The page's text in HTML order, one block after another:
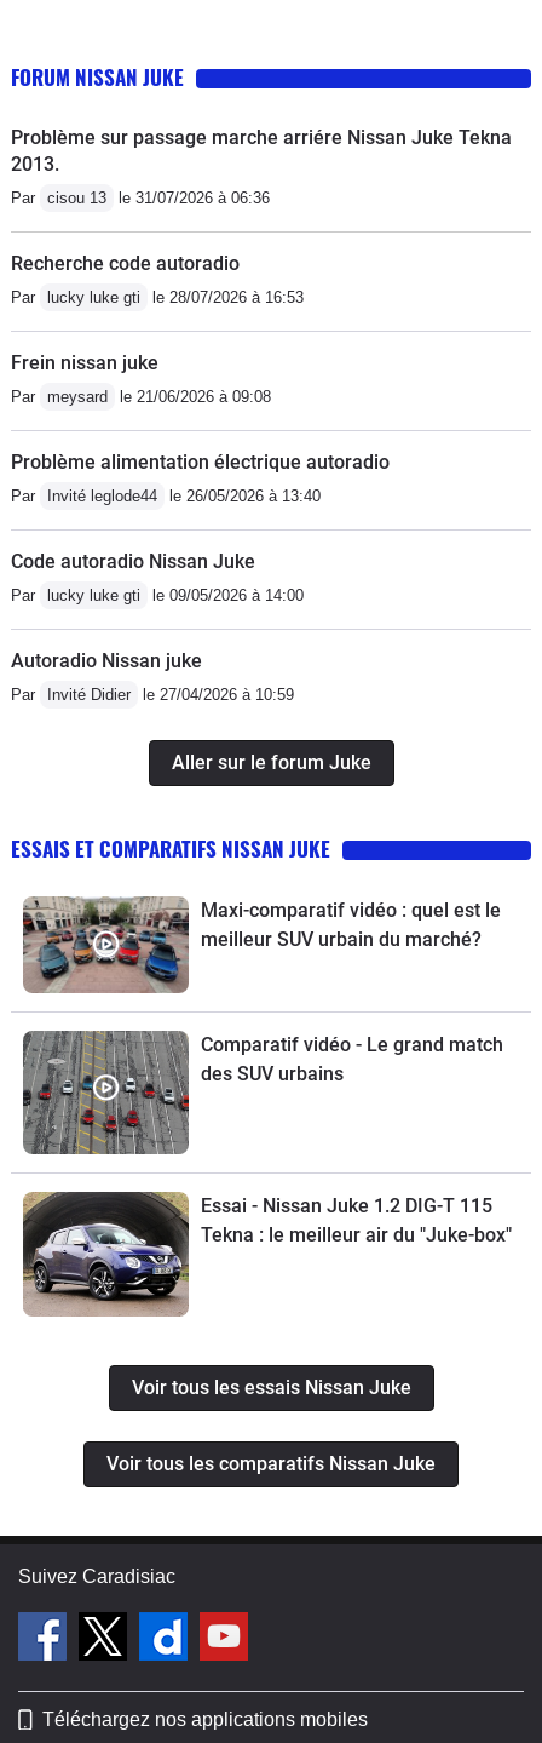
FORUM NISSAN JUKE
Problème sur passage marche arriére Nissan Juke Tekna
2013.
Par cisou 13 le 31/07/2026 à 06:36
Recherche code autoradio
Par lucky luke gti le 28/07/2026 à 16:53
Frein nissan juke
Par meysard le 21/06/2026 à 09:08
Problème alimentation électrique autoradio
Par Invité leglode44 le 26/05/2026 à 13:40
Code autoradio Nissan Juke
Par lucky luke gti le 09/05/2026 à 14:00
Autoradio Nissan juke
Par Invité Didier le 27/04/2026 à 10:59
Aller sur le forum Juke
ESSAIS ET COMPARATIFS NISSAN JUKE
Maxi-comparatif vidéo : quel est le
meilleur SUV urbain du marché?
Comparatif vidéo - Le grand match
des SUV urbains
Essai - Nissan Juke 1.2 DIG-T 115
Tekna : le meilleur air du "Juke-box"
Voir tous les essais Nissan Juke
Voir tous les comparatifs Nissan Juke
Suivez Caradisiac
Téléchargez nos applications mobiles